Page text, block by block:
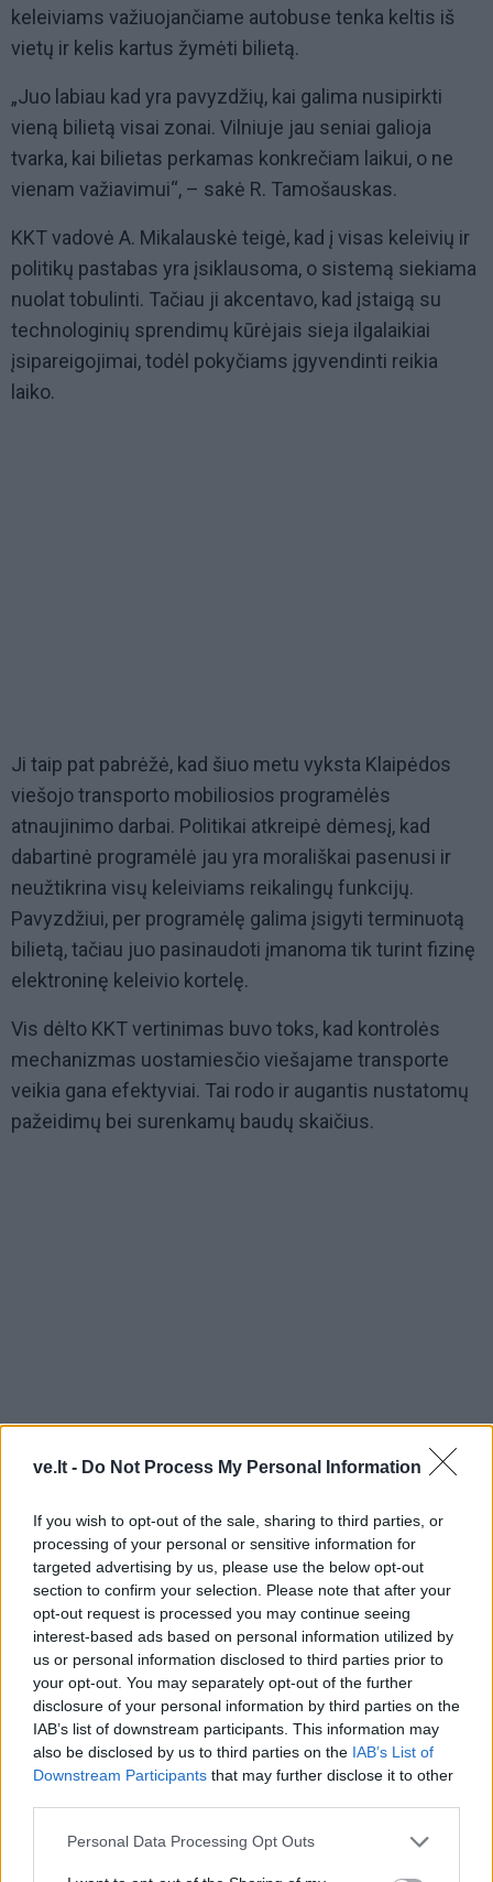
ve.lt - Do Not Process My Personal Information
If you wish to opt-out of the sale, sharing to third parties, or
processing of your personal or sensitive information for
targeted advertising by us, please use the below opt-out
section to confirm your selection. Please note that after your
opt-out request is processed you may continue seeing
interest-based ads based on personal information utilized by
us or personal information disclosed to third parties prior to
your opt-out. You may separately opt-out of the further
disclosure of your personal information by third parties on the
IAB’s list of downstream participants. This information may
also be disclosed by us to third parties on the IAB’s List of
Downstream Participants that may further disclose it to other
Personal Data Processing Opt Outs
keleiviams važiuojančiame autobuse tenka keltis iš
vietų ir kelis kartus žymėti bilietą.
„Juo labiau kad yra pavyzdžių, kai galima nusipirkti
vieną bilietą visai zonai. Vilniuje jau seniai galioja
tvarka, kai bilietas perkamas konkrečiam laikui, o ne
vienam važiavimui“, – sakė R. Tamošauskas.
KKT vadovė A. Mikalauskė teigė, kad į visas keleivių ir
politikų pastabas yra įsiklausoma, o sistemą siekiama
nuolat tobulinti. Tačiau ji akcentavo, kad įstaigą su
technologinių sprendimų kūrėjais sieja ilgalaikiai
įsipareigojimai, todėl pokyčiams įgyvendinti reikia
laiko.
Ji taip pat pabrėžė, kad šiuo metu vyksta Klaipėdos
viešojo transporto mobiliosios programėlės
atnaujinimo darbai. Politikai atkreipė dėmesį, kad
dabartinė programėlė jau yra morališkai pasenusi ir
neužtikrina visų keleiviams reikalingų funkcijų.
Pavyzdžiui, per programėlę galima įsigyti terminuotą
bilietą, tačiau juo pasinaudoti įmanoma tik turint fizinę
elektroninę keleivio kortelę.
Vis dėlto KKT vertinimas buvo toks, kad kontrolės
mechanizmas uostamiesčio viešajame transporte
veikia gana efektyviai. Tai rodo ir augantis nustatomų
pažeidimų bei surenkamų baudų skaičius.
prisidėjo naujai įdiegta programinė įranga, leidžianti iš
anksto blokuoti bilietų skaitytuvus prieš autobusams
atvykstant į stotelę. Taip pažeidėjams užkertamas
kelias bilietą žymėti tik pamačius kontrolierius.
Pardavimai auga
„Keleivių, važiuojančių be bilietų, skaičiaus augimas
siejamas su vis dar išliekančiais pasikeitusiais
keleivių įlaipinimo kontrolę“, – teigiama įstaigos